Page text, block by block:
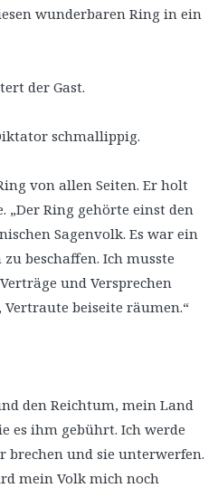
wunderbaren Ring in ein
der Gast.
schmallippig.
von allen Seiten. Er holt
„Der Ring gehörte einst den
Sagenvolk. Es war ein
beschaffen. Ich musste
und Versprechen
beiseite räumen.“
den Reichtum, mein Land
es ihm gebührt. Ich werde
brechen und sie unterwerfen.
mein Volk mich noch